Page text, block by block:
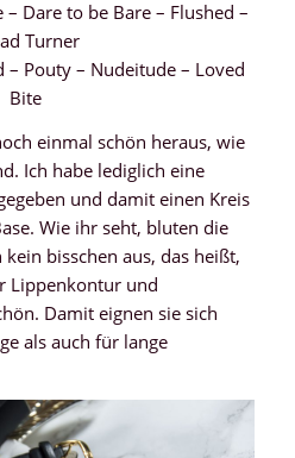
Dare to be Bare – Flushed –
Turner
– Pouty – Nudeitude – Loved
Bite
einmal schön heraus, wie
Ich habe lediglich eine
und damit einen Kreis
Wie ihr seht, bluten die
bisschen aus, das heißt,
Lippenkontur und
Damit eignen sie sich
als auch für lange